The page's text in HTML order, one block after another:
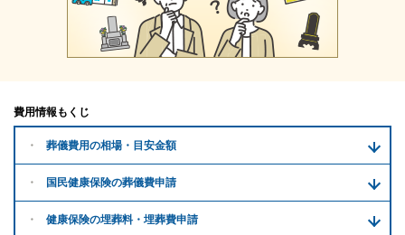
費用情報もくじ
葬儀費用の相場・目安金額
国民健康保険の葬儀費申請
健康保険の埋葬料・ 埋葬費申請